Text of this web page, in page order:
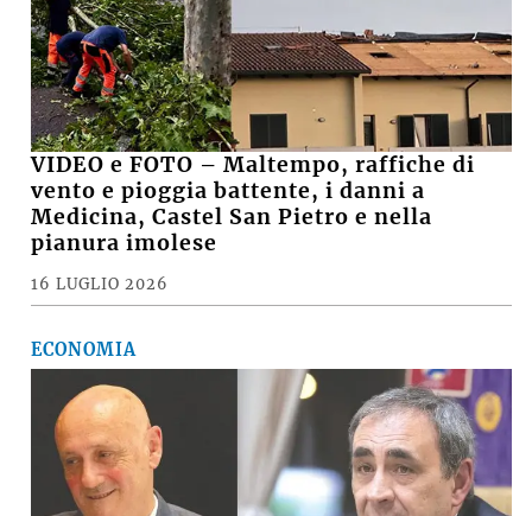
VIDEO e FOTO – Maltempo, raffiche di
vento e pioggia battente, i danni a
Medicina, Castel San Pietro e nella
pianura imolese
16 LUGLIO 2026
ECONOMIA